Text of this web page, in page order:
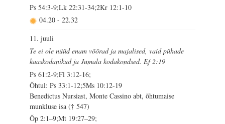
Ps 54:3-9;Lk 22:31-34;2Kr 12:1-10
04.20 - 22.32
11. juuli
Te ei ole nüüd enam võõrad ja majalised, vaid pühade
kaaskodanikud ja Jumala kodakondsed. Ef 2:19
Ps 61:2-9;Fl 3:12-16;
Õhtul: Ps 33:1-12;5Ms 10:12-19
Benedictus Nursiast, Monte Cassino abt, õhtumaise
munkluse isa († 547)
Õp 2:1–9;Mt 19:27–29;